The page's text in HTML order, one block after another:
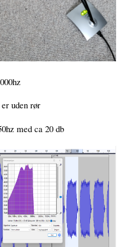
uden rør
med ca 20 db